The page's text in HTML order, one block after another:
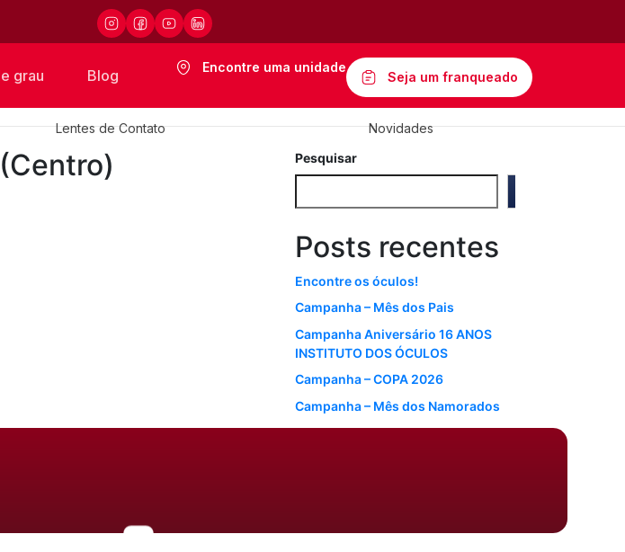
grau Blog Encontre uma unidade
Seja um franqueado
Lentes de Contato Novidades
Pesquisar
Posts recentes
Encontre os óculos!
Campanha – Mês dos Pais
Campanha Aniversário 16 ANOS
INSTITUTO DOS ÓCULOS
Campanha – COPA 2026
Campanha – Mês dos Namorados